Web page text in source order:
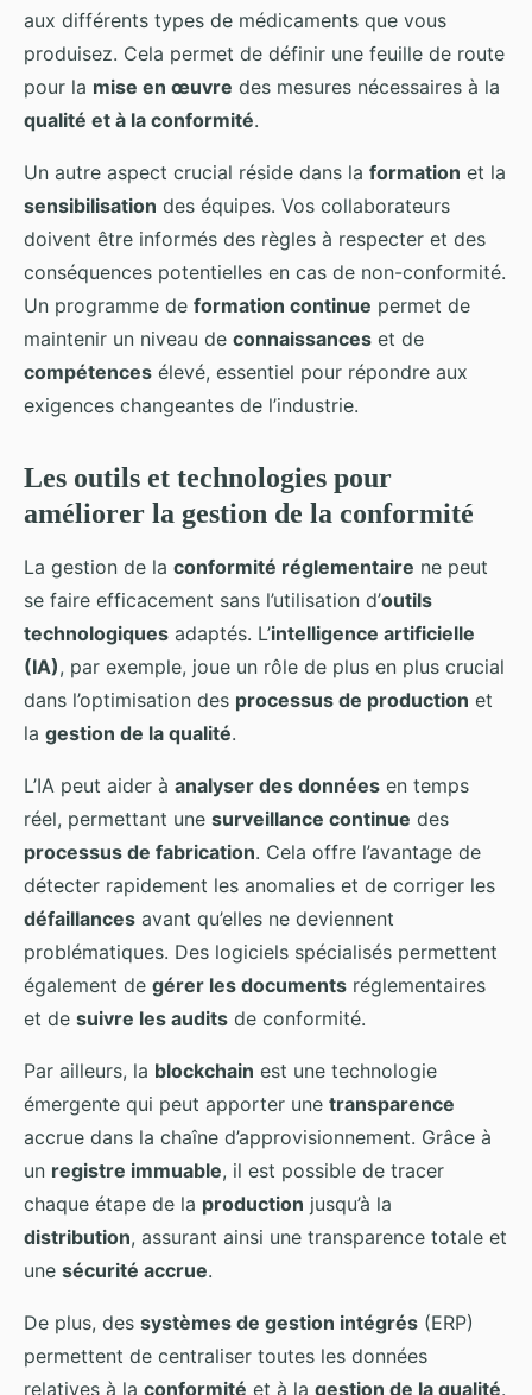
aux différents types de médicaments que vous
produisez. Cela permet de définir une feuille de route
pour la mise en œuvre des mesures nécessaires à la
qualité et à la conformité.
Un autre aspect crucial réside dans la formation et la
sensibilisation des équipes. Vos collaborateurs
doivent être informés des règles à respecter et des
conséquences potentielles en cas de non-conformité.
Un programme de formation continue permet de
maintenir un niveau de connaissances et de
compétences élevé, essentiel pour répondre aux
exigences changeantes de l’industrie.
Les outils et technologies pour
améliorer la gestion de la conformité
La gestion de la conformité réglementaire ne peut
se faire efficacement sans l’utilisation d’outils
technologiques adaptés. L’intelligence artificielle
(IA), par exemple, joue un rôle de plus en plus crucial
dans l’optimisation des processus de production et
la gestion de la qualité.
L’IA peut aider à analyser des données en temps
réel, permettant une surveillance continue des
processus de fabrication. Cela offre l’avantage de
détecter rapidement les anomalies et de corriger les
défaillances avant qu’elles ne deviennent
problématiques. Des logiciels spécialisés permettent
également de gérer les documents réglementaires
et de suivre les audits de conformité.
Par ailleurs, la blockchain est une technologie
émergente qui peut apporter une transparence
accrue dans la chaîne d’approvisionnement. Grâce à
un registre immuable, il est possible de tracer
chaque étape de la production jusqu’à la
distribution, assurant ainsi une transparence totale et
une sécurité accrue.
De plus, des systèmes de gestion intégrés (ERP)
permettent de centraliser toutes les données
relatives à la conformité et à la gestion de la qualité.